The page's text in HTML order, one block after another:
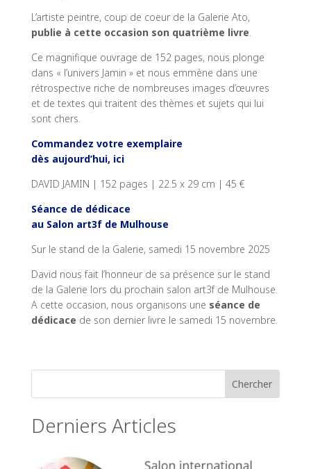
L’artiste peintre, coup de coeur de la Galerie Ato,
publie à cette occasion son quatrième livre.
Ce magnifique ouvrage de 152 pages, nous plonge
dans « l’univers Jamin » et nous emmène dans une
rétrospective riche de nombreuses images d’œuvres
et de textes qui traitent des thèmes et sujets qui lui
sont chers.
Commandez votre exemplaire
dès aujourd’hui, ici
DAVID JAMIN | 152 pages | 22.5 x 29 cm | 45 €
Séance de dédicace
au Salon art3f de Mulhouse
Sur le stand de la Galerie, samedi 15 novembre 2025
David nous fait l’honneur de sa présence sur le stand
de la Galerie lors du prochain salon art3f de Mulhouse.
A cette occasion, nous organisons une séance de
dédicace de son dernier livre le samedi 15 novembre.
Derniers Articles